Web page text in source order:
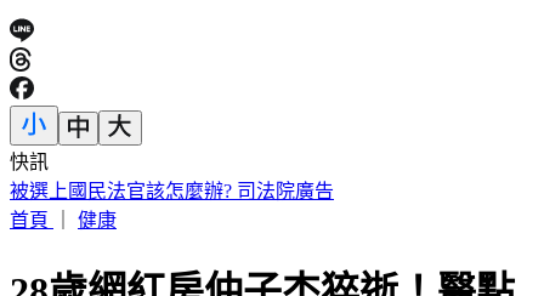
快訊
今關公生辰！專家示警「牛肉千萬別碰」 最佳祭拜點5類人
快拜